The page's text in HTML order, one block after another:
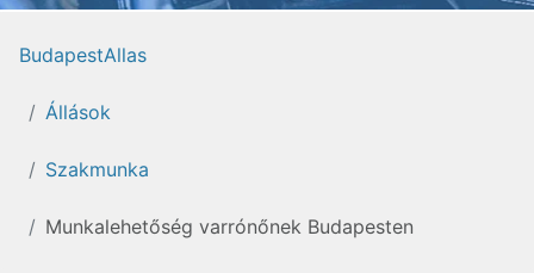
BudapestAllas
Állások
Szakmunka
Munkalehetőség varrónőnek Budapesten